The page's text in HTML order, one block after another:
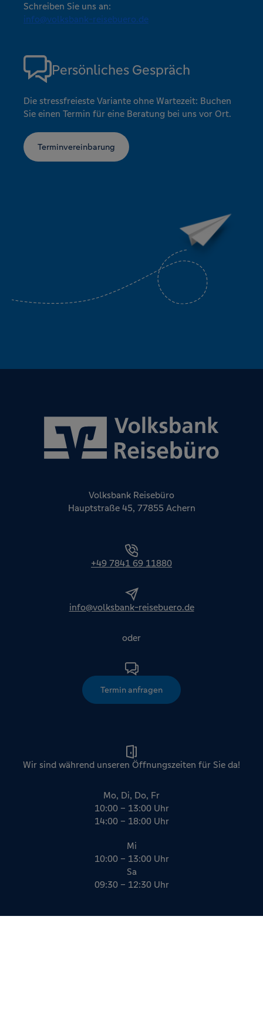
Schreiben Sie uns an:
info@volksbank-reisebuero.de
Persönliches Gespräch
Die stressfreieste Variante ohne Wartezeit: Buchen
Sie einen Termin für eine Beratung bei uns vor Ort.
Terminvereinbarung
Volksbank Reisebüro
Hauptstraße 45, 77855 Achern
+49 7841 69 11880
info@volksbank-reisebuero.de
oder
Termin anfragen
Wir sind während unseren Öffnungszeiten für Sie da!
Mo, Di, Do, Fr
10:00 – 13:00 Uhr
14:00 – 18:00 Uhr
Mi
10:00 – 13:00 Uhr
Sa
09:30 – 12:30 Uhr